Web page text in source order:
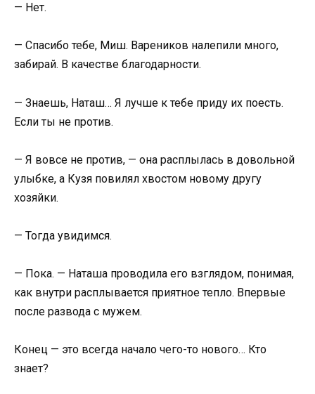
— Нет.
— Спасибо тебе, Миш. Вареников налепили много,
забирай. В качестве благодарности.
— Знаешь, Наташ… Я лучше к тебе приду их поесть.
Если ты не против.
— Я вовсе не против, — она расплылась в довольной
улыбке, а Кузя повилял хвостом новому другу
хозяйки.
— Тогда увидимся.
— Пока. — Наташа проводила его взглядом, понимая,
как внутри расплывается приятное тепло. Впервые
после развода с мужем.
Конец — это всегда начало чего-то нового… Кто
знает?